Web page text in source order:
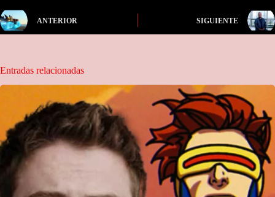
ANTERIOR SIGUIENTE
Entradas relacionadas